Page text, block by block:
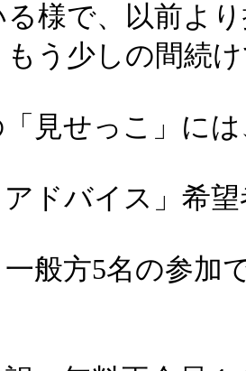
様で、以前よ
う少しの間続
見せっこ」には
ドバイス」希望
般方5名の参加